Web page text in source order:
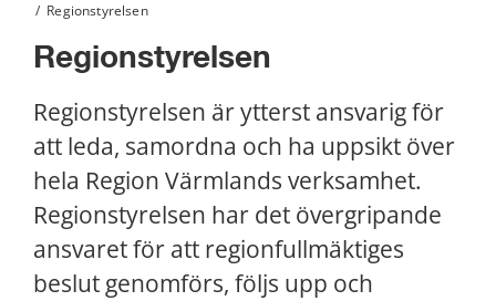
/ Regionstyrelsen
Regionstyrelsen
Regionstyrelsen är ytterst ansvarig för
att leda, samordna och ha uppsikt över
hela Region Värmlands verksamhet.
Regionstyrelsen har det övergripande
ansvaret för att regionfullmäktiges
beslut genomförs, följs upp och